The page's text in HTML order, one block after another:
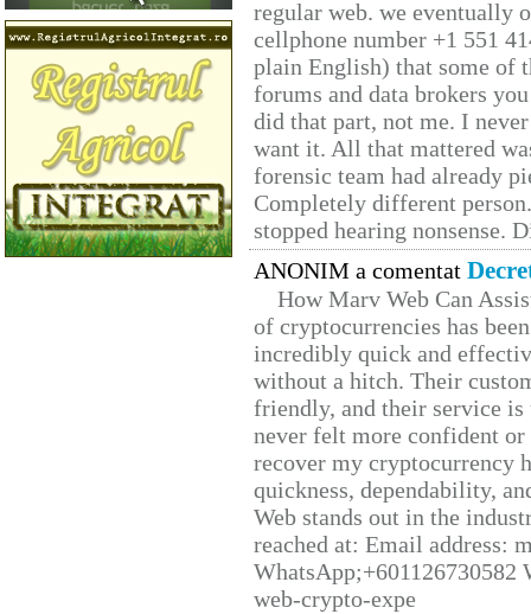
regular web. we eventually
cellphone number +1 551
plain English) that some of
forums and data brokers
did that part, not me. I
want it. All that mattered
forensic team had already
Completely different
stopped hearing nonsense.
ANONIM a comentat
How Marv Web Can
of cryptocurrencies has
incredibly quick and
without a hitch. Their
friendly, and their service
never felt more confident
recover my cryptocurrency
quickness, dependability,
Web stands out in the
reached at: Email address:
web-crypto-expe